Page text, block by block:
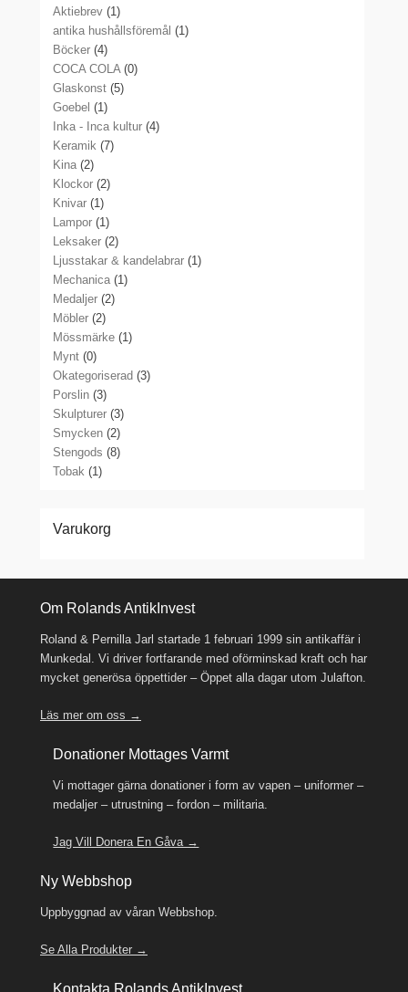
Aktiebrev (1)
antika hushållsföremål (1)
Böcker (4)
COCA COLA (0)
Glaskonst (5)
Goebel (1)
Inka - Inca kultur (4)
Keramik (7)
Kina (2)
Klockor (2)
Knivar (1)
Lampor (1)
Leksaker (2)
Ljusstakar & kandelabrar (1)
Mechanica (1)
Medaljer (2)
Möbler (2)
Mössmärke (1)
Mynt (0)
Okategoriserad (3)
Porslin (3)
Skulpturer (3)
Smycken (2)
Stengods (8)
Tobak (1)
Varukorg
Om Rolands AntikInvest
Roland & Pernilla Jarl startade 1 februari 1999 sin antikaffär i
Munkedal. Vi driver fortfarande med oförminskad kraft och har
mycket generösa öppettider – Öppet alla dagar utom Julafton.
Läs mer om oss →
Donationer Mottages Varmt
Vi mottager gärna donationer i form av vapen – uniformer –
medaljer – utrustning – fordon – militaria.
Jag Vill Donera En Gåva →
Ny Webbshop
Uppbyggnad av våran Webbshop.
Se Alla Produkter →
Kontakta Rolands AntikInvest